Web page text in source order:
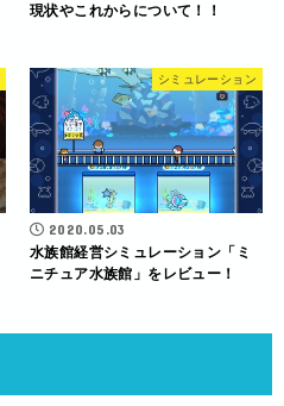
現状やこれからについて！！
シミュレーション
2020.05.03
水族館経営シミュレーション「ミ
ニチュア水族館」をレビュー！